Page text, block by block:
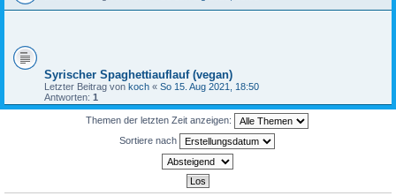
Syrischer Spaghettiauflauf (vegan)
Letzter Beitrag von koch « So 15. Aug 2021, 18:50
Antworten: 1
Themen der letzten Zeit anzeigen:
Sortiere nach